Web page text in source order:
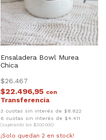
Ensaladera Bowl Murea
Chica
$26.467
$22.496,95 con
3 cuotas sin interés de $8.822
6 cuotas sin interés de $4.411
(superando los $300.000)
¡Solo quedan 2 en stock!